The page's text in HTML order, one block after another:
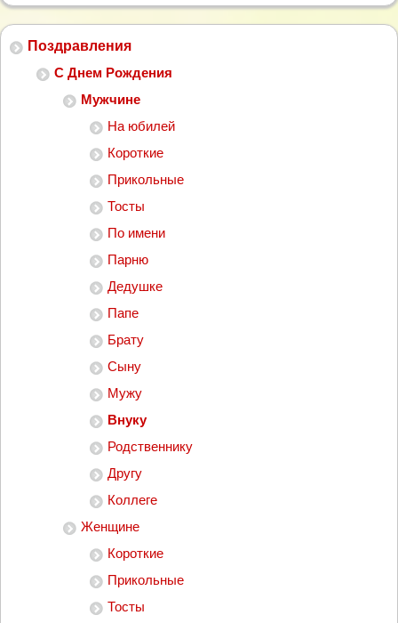
Поздравления
С Днем Рождения
Мужчине
На юбилей
Короткие
Прикольные
Тосты
По имени
Парню
Дедушке
Папе
Брату
Сыну
Мужу
Внуку
Родственнику
Другу
Коллеге
Женщине
Короткие
Прикольные
Тосты